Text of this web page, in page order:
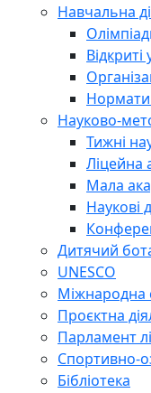
Навчальна
Відкриті
Науково-
Тижні
Ліцейна
Мала
Наукові
Дитячий
UNESCO
Міжнародна
Проєктна
Парламент
Спортивно-
Бібліотека